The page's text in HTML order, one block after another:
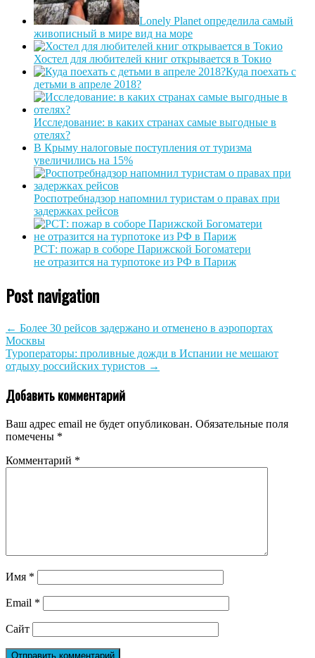
Lonely Planet определила самый
живописный в мире вид на море
Хостел для любителей книг открывается в Токио
Куда поехать с
детьми в апреле 2018?
Исследование: в каких странах самые выгодные в
отелях?
В Крыму налоговые поступления от туризма
увеличились на 15%
Роспотребнадзор напомнил туристам о правах при
задержках рейсов
РСТ: пожар в соборе Парижской Богоматери
не отразится на турпотоке из РФ в Париж
Post navigation
← Более 30 рейсов задержано и отменено в аэропортах
Москвы
Туроператоры: проливные дожди в Испании не мешают
отдыху российских туристов →
Добавить комментарий
Ваш адрес email не будет опубликован. Обязательные поля
помечены *
Комментарий *
Имя *
Email *
Сайт